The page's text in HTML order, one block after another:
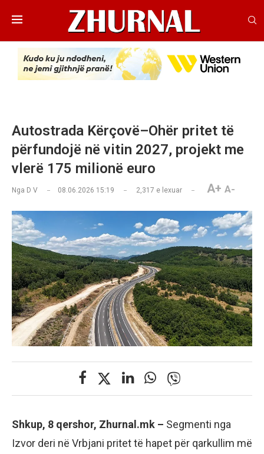
Autostrada Kërçovë–Ohër pritet të
përfundojë në vitin 2027, projekt me
vlerë 175 milionë euro
Nga D V 08.06.2026 15:19 2,317 e lexuar A+ A-
Shkup, 8 qershor, Zhurnal.mk – Segmenti nga
Izvor deri në Vrbjani pritet të hapet për qarkullim më